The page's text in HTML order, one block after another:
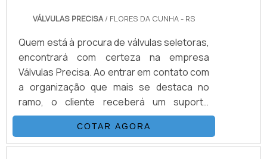
VÁLVULAS PRECISA/ FLORES DA CUNHA - RS
Quem está à procura de válvulas seletoras,
encontrará com certeza na empresa
Válvulas Precisa. Ao entrar em contato com
a organização que mais se destaca no
ramo, o cliente receberá um suporte
completo para sanar eventuais dúvidas
sobre o produto a ser adquirido.Quando o
quesito é válvulas seletoras, com a melhor
COTAR AGORA